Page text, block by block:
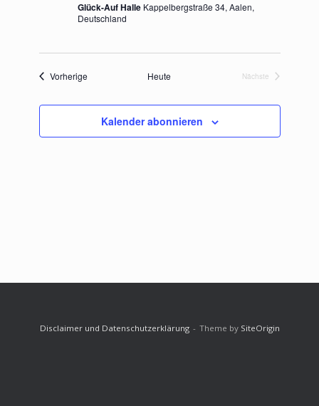
Glück-Auf Halle Kappelbergstraße 34, Aalen,
Deutschland
VorherigeVeranstaltungenHeute
Nächste
Kalender abonnieren
Disclaimer und Datenschutzerklärung Theme by SiteOrigin